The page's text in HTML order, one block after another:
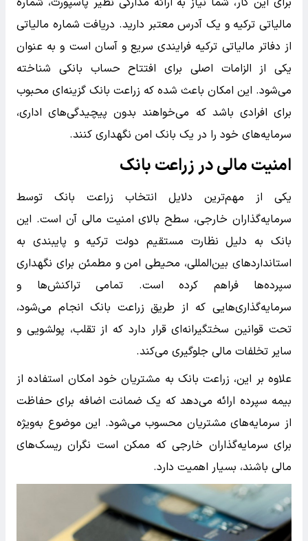
مالیاتی ترکیه و یک آدرس معتبر دارید. دریافت شماره مالیاتی
از دفاتر مالیاتی ترکیه فرایندی سریع و آسان است و به عنوان
یکی از الزامات اصلی برای افتتاح حساب بانکی شناخته
می‌شود. این امکان باعث شده که زراعت بانک گزینه‌ای محبوب
برای افرادی باشد که می‌خواهند بدون پیچیدگی‌های اداری،
سرمایه‌های خود را در یک بانک امن نگهداری کنند.
امنیت مالی در زراعت بانک
یکی از مهم‌ترین دلایل انتخاب زراعت بانک توسط
سرمایه‌گذاران خارجی، سطح بالای امنیت مالی آن است. این
بانک به دلیل نظارت مستقیم دولت ترکیه و پایبندی به
استانداردهای بین‌المللی، محیطی امن و مطمئن برای نگهداری
سپرده‌ها فراهم کرده است. تمامی تراکنش‌ها و
سرمایه‌گذاری‌هایی که از طریق زراعت بانک انجام می‌شود،
تحت قوانین سختگیرانه‌ای قرار دارد که از تقلب، پولشویی و
سایر تخلفات مالی جلوگیری می‌کند.
علاوه بر این، زراعت بانک به مشتریان خود امکان استفاده از
بیمه سپرده ارائه می‌دهد که یک ضمانت اضافه برای حفاظت
از سرمایه‌های مشتریان محسوب می‌شود. این موضوع به‌ویژه
برای سرمایه‌گذاران خارجی که ممکن است نگران ریسک‌های
مالی باشند، بسیار اهمیت دارد.